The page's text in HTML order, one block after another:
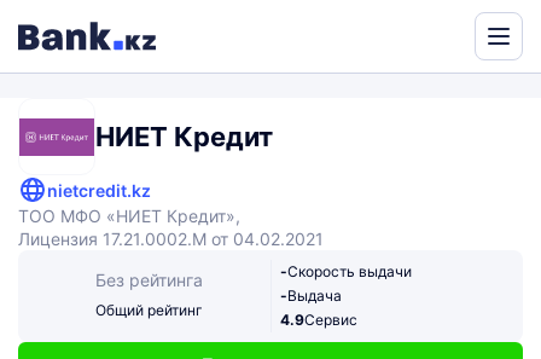
НИЕТ Кредит
nietcredit.kz
ТОО МФО «НИЕТ Кредит»,
Лицензия 17.21.0002.М от 04.02.2021
Без рейтинга
Общий рейтинг
-Скорость выдачи
-Выдача
4.9Сервис